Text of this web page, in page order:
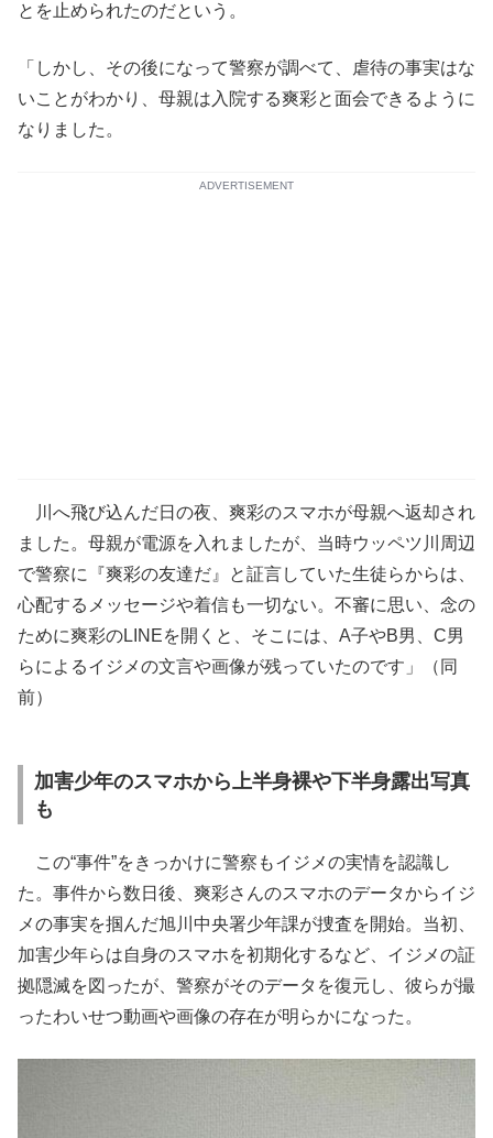
とを止められたのだという。
「しかし、その後になって警察が調べて、虐待の事実はな
いことがわかり、母親は入院する爽彩と面会できるように
なりました。
ADVERTISEMENT
川へ飛び込んだ日の夜、爽彩のスマホが母親へ返却され
ました。母親が電源を入れましたが、当時ウッペツ川周辺
で警察に『爽彩の友達だ』と証言していた生徒らからは、
心配するメッセージや着信も一切ない。不審に思い、念の
ために爽彩のLINEを開くと、そこには、A子やB男、C男
らによるイジメの文言や画像が残っていたのです」（同
前）
加害少年のスマホから上半身裸や下半身露出写真
も
この“事件”をきっかけに警察もイジメの実情を認識し
た。事件から数日後、爽彩さんのスマホのデータからイジ
メの事実を掴んだ旭川中央署少年課が捜査を開始。当初、
加害少年らは自身のスマホを初期化するなど、イジメの証
拠隠滅を図ったが、警察がそのデータを復元し、彼らが撮
ったわいせつ動画や画像の存在が明らかになった。